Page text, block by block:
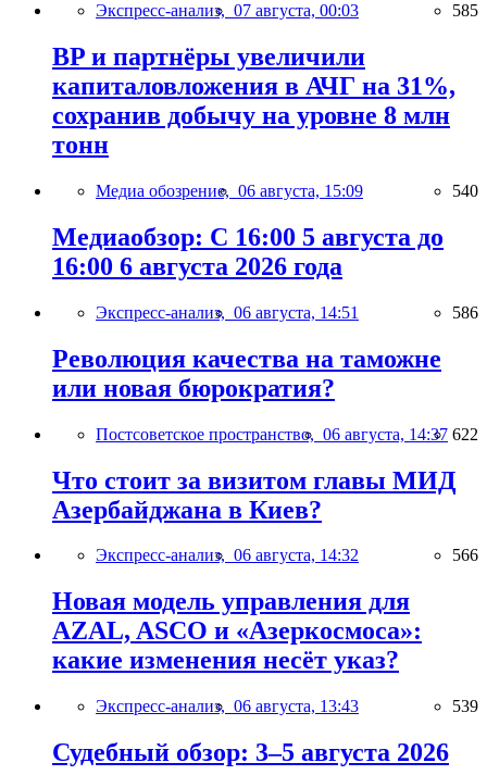
Экспресс-анализ, 07 августа, 00:03 585
BP и партнёры увеличили
капиталовложения в АЧГ на 31%,
сохранив добычу на уровне 8 млн
тонн
Медиа обозрение, 06 августа, 15:09 540
Медиаобзор: С 16:00 5 августа до
16:00 6 августа 2026 года
Экспресс-анализ, 06 августа, 14:51 586
Революция качества на таможне
или новая бюрократия?
Постсоветское пространство, 06 августа, 14:37 622
Что стоит за визитом главы МИД
Азербайджана в Киев?
Экспресс-анализ, 06 августа, 14:32 566
Новая модель управления для
AZAL, ASCO и «Азеркосмоса»:
какие изменения несёт указ?
Экспресс-анализ, 06 августа, 13:43 539
Судебный обзор: 3–5 августа 2026